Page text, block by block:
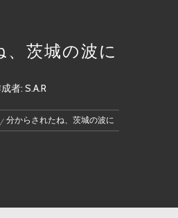
茨城の波に
者: S.A.R
分からされたね、茨城の波に